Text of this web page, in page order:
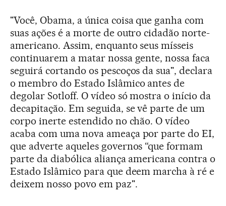
"Você, Obama, a única coisa que ganha com
suas ações é a morte de outro cidadão norte-
americano. Assim, enquanto seus mísseis
continuarem a matar nossa gente, nossa faca
seguirá cortando os pescoços da sua", declara
o membro do Estado Islâmico antes de
degolar Sotloff. O vídeo só mostra o início da
decapitação. Em seguida, se vê parte de um
corpo inerte estendido no chão. O vídeo
acaba com uma nova ameaça por parte do EI,
que adverte aqueles governos “que formam
parte da diabólica aliança americana contra o
Estado Islâmico para que deem marcha à ré e
deixem nosso povo em paz".